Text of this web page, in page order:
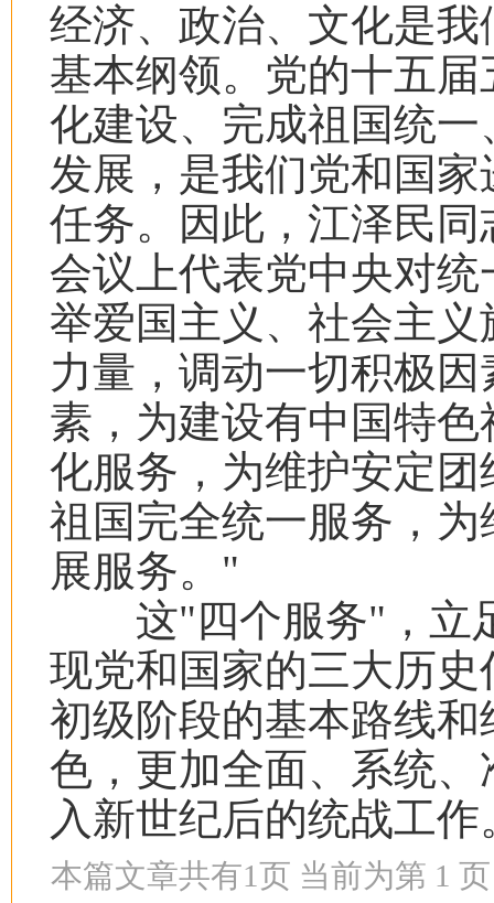
经济、政治、文化是
基本纲领。党的十五
化建设、完成祖国统
发展，是我们党和国
任务。因此，江泽民
会议上代表党中央对
举爱国主义、社会主
力量，调动一切积极
素，为建设有中国特
化服务，为维护安定
祖国完全统一服务，
展服务。 "
这" 四个服务" ，
现党和国家的三大历
初级阶段的基本路线
色，更加全面、系统
入新世纪后的统战工作
本篇文章共有1页 当前为第 1 页